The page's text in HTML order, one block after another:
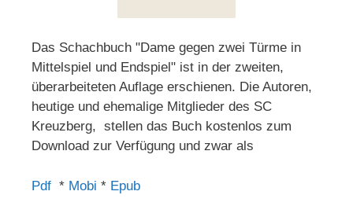
Das Schachbuch "Dame gegen zwei Türme in
Mittelspiel und Endspiel" ist in der zweiten,
überarbeiteten Auflage erschienen. Die Autoren,
heutige und ehemalige Mitglieder des SC
Kreuzberg, stellen das Buch kostenlos zum
Download zur Verfügung und zwar als
Pdf * Mobi * Epub